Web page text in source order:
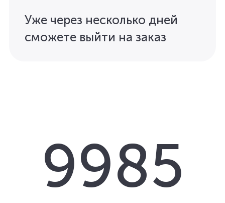
Уже через несколько дней
сможете выйти на заказ
9985